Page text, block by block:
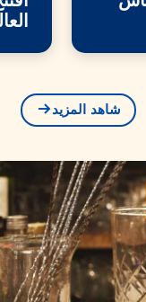
شاهد المزيد